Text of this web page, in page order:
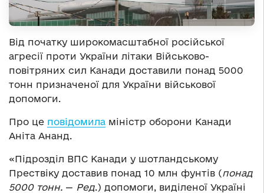
Від початку широкомасштабної російської
агресії проти України літаки Військово-
повітряних сил Канади доставили понад 5000
тонн призначеної для України військової
допомоги.
Про це повідомила міністр оборони Канади
Аніта Ананд.
«Підрозділ ВПС Канади у шотландському
Прествіку доставив понад 10 млн фунтів (понад
5000 тонн. — Ред.) допомоги, виділеної Україні